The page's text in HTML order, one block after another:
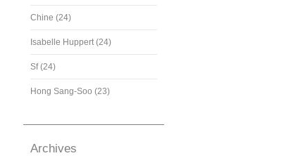
Chine (24)
Isabelle Huppert (24)
Sf (24)
Hong Sang-Soo (23)
Archives